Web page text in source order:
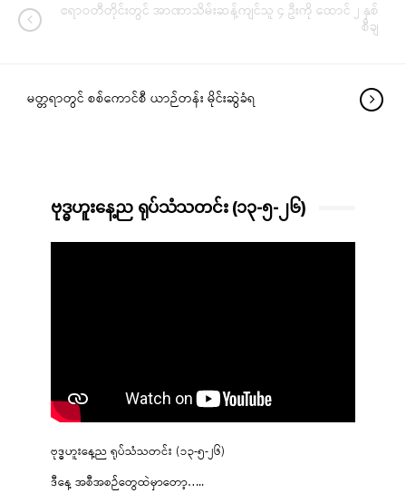
ဧရာဝတီတိုင်းတွင် အာဏာသိမ်းဆန့်ကျင်သူ ၄ ဦးကို ထောင် ၂ နှစ်
စီချ
မတ္တရာတွင် စစ်ကောင်စီ ယာဉ်တန်း မိုင်းဆွဲခံရ
ဗုဒ္ဓဟူးနေ့ည ရုပ်သံသတင်း (၁၃-၅-၂၆)
ဗုဒ္ဓဟူးနေ့ည ရုပ်သံသတင်း (၁၃-၅-၂၆)
ဒီနေ့ အစီအစဉ်တွေထဲမှာတော့…..